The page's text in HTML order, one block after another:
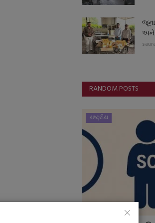
અને
RANDOM POSTS
રાષ્ટ્રીય